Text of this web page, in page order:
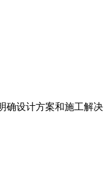
确设计方案和施工解决